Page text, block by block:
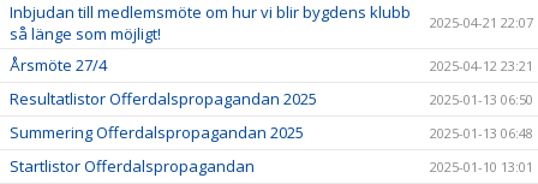
Inbjudan till medlemsmöte om hur vi blir bygdens klubb
så länge som möjligt!
2025-04-21 22:07
Årsmöte 27/4 2025-04-12 23:21
Resultatlistor Offerdalspropagandan 2025 2025-01-13 06:50
Summering Offerdalspropagandan 2025 2025-01-13 06:48
Startlistor Offerdalspropagandan 2025-01-10 13:01